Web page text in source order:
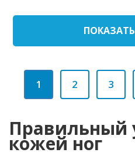
1 2 3
Правильный
кожей ног